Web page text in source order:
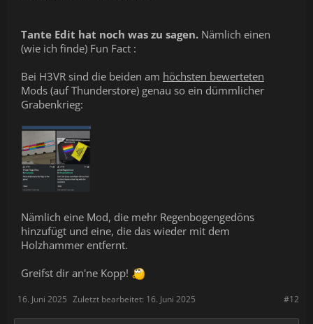
Tante Edit hat noch was zu sagen. Nämlich einen
(wie ich finde) Fun Fact :
Bei H3VR sind die beiden am höchsten bewerteten
Mods (auf Thunderstore) genau so ein dümmlicher
Grabenkrieg:
Nämlich eine Mod, die mehr Regenbogengedöns
hinzufügt und eine, die das wieder mit dem
Holzhammer entfernt.
Greifst dir an'ne Kopp!
#12
16. Juni 2025 Zuletzt bearbeitet: 16. Juni 2025